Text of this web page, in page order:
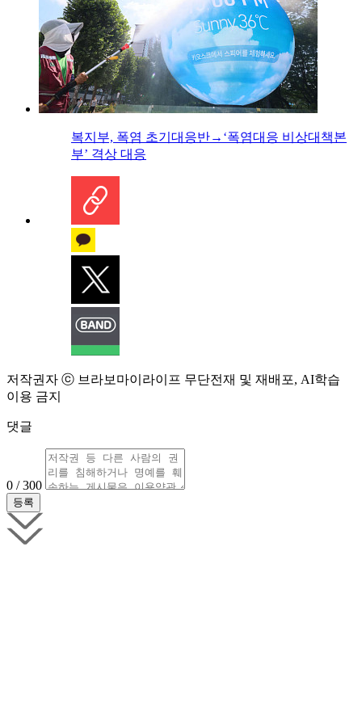
복지부, 폭염 초기대응반→‘폭염대응 비상대책본
부’ 격상 대응
저작권자 ⓒ 브라보마이라이프 무단전재 및 재배포, AI학습
이용 금지
댓글
0 / 300